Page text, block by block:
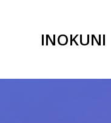
へ
INOKUNI